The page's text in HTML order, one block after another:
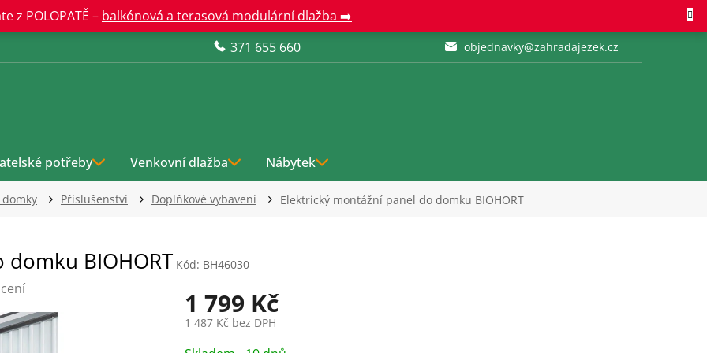
z POLOPATĚ – balkónová a terasová modulární dlažba ➡️
371 655 660
objednavky@zahradajezek.cz
potřeby Venkovní dlažba Nábytek
Příslušenství Doplňkové vybavení Elektrický montážní panel do domku BIOHORT
BIOHORT Kód: BH46030
1 799 Kč
1 487 Kč bez DPH
Měrná